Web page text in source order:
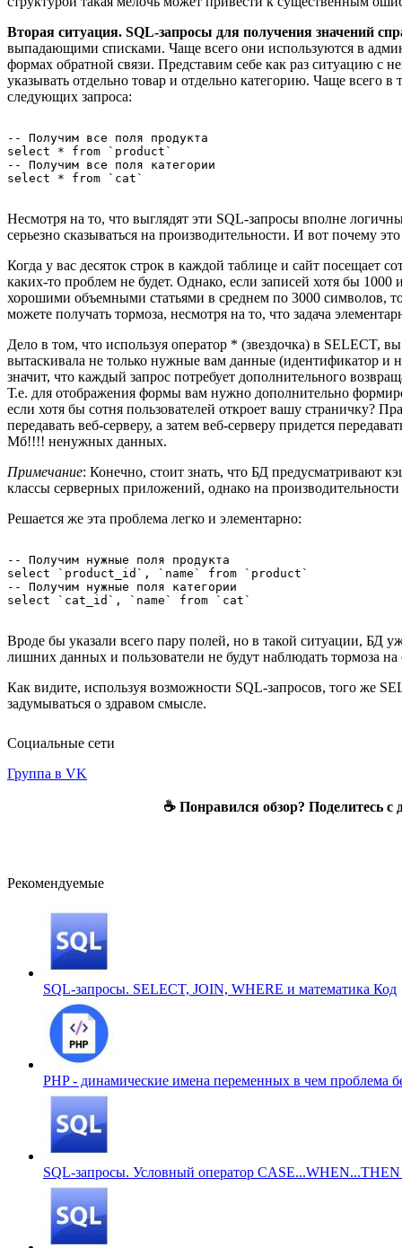
Вторая ситуация. SQL-запросы для получения значений
выпадающими списками. Чаще всего они используются в
формах обратной связи. Представим себе как раз ситуацию с
указывать отдельно товар и отдельно категорию. Чаще всего в
следующих запроса:
-- Получим все поля продукта
select * from `product`
-- Получим все поля категории
Несмотря на то, что выглядят эти SQL-запросы вполне
серьезно сказываться на производительности. И вот почему
Когда у вас десяток строк в каждой таблице и сайт посещает
каких-то проблем не будет. Однако, если записей хотя бы
хорошими объемными статьями в среднем по 3000 символов,
можете получать тормоза, несмотря на то, что задача
Дело в том, что используя оператор * (звездочка) в SELECT,
вытаскивала не только нужные вам данные (идентификатор и
значит, что каждый запрос потребует дополнительного
Т.е. для отображения формы вам нужно дополнительно
если хотя бы сотня пользователей откроет вашу страничку?
передавать веб-серверу, а затем веб-серверу придется
Мб!!!! ненужных данных.
Примечание: Конечно, стоит знать, что БД предусматривают
классы серверных приложений, однако на производительности
Решается же эта проблема легко и элементарно:
-- Получим нужные поля продукта
select `product_id`, `name` from `product`
-- Получим нужные поля категории
Вроде бы указали всего пару полей, но в такой ситуации, БД
лишних данных и пользователи не будут наблюдать тормоза на
Как видите, используя возможности SQL-запросов, того же
задумываться о здравом смысле.
Социальные сети
Группа в VK
☕ Понравился обзор? Поделитесь с
Рекомендуемые
SQL-запросы. SELECT, JOIN, WHERE и математика Код
PHP - динамические имена переменных в чем проблема
SQL-запросы. Условный оператор